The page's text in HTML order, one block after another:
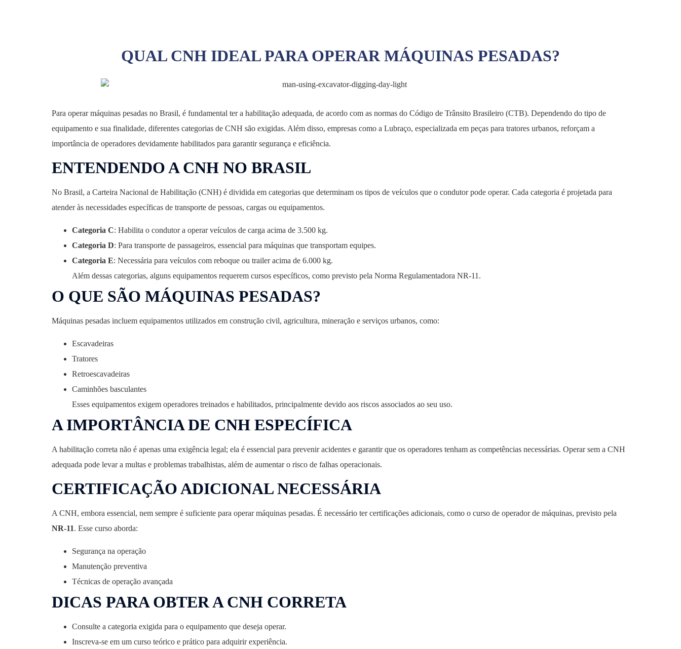
QUAL CNH IDEAL PARA OPERAR MÁQUINAS PESADAS?
Para operar máquinas pesadas no Brasil, é fundamental ter a habilitação adequada, de acordo com as normas do Código de Trânsito Brasileiro (CTB). Dependendo do tipo de
equipamento e sua finalidade, diferentes categorias de CNH são exigidas. Além disso, empresas como a Lubraço, especializada em peças para tratores urbanos, reforçam a
importância de operadores devidamente habilitados para garantir segurança e eficiência.
ENTENDENDO A CNH NO BRASIL
No Brasil, a Carteira Nacional de Habilitação (CNH) é dividida em categorias que determinam os tipos de veículos que o condutor pode operar. Cada categoria é projetada para
atender às necessidades específicas de transporte de pessoas, cargas ou equipamentos.
Categoria C: Habilita o condutor a operar veículos de carga acima de 3.500 kg.
Categoria D: Para transporte de passageiros, essencial para máquinas que transportam equipes.
Categoria E: Necessária para veículos com reboque ou trailer acima de 6.000 kg.
Além dessas categorias, alguns equipamentos requerem cursos específicos, como previsto pela Norma Regulamentadora NR-11.
O QUE SÃO MÁQUINAS PESADAS?
Máquinas pesadas incluem equipamentos utilizados em construção civil, agricultura, mineração e serviços urbanos, como:
Escavadeiras
Tratores
Retroescavadeiras
Caminhões basculantes
Esses equipamentos exigem operadores treinados e habilitados, principalmente devido aos riscos associados ao seu uso.
A IMPORTÂNCIA DE CNH ESPECÍFICA
A habilitação correta não é apenas uma exigência legal; ela é essencial para prevenir acidentes e garantir que os operadores tenham as competências necessárias. Operar sem a CNH
adequada pode levar a multas e problemas trabalhistas, além de aumentar o risco de falhas operacionais.
CERTIFICAÇÃO ADICIONAL NECESSÁRIA
A CNH, embora essencial, nem sempre é suficiente para operar máquinas pesadas. É necessário ter certificações adicionais, como o curso de operador de máquinas, previsto pela
NR-11. Esse curso aborda:
Segurança na operação
Manutenção preventiva
Técnicas de operação avançada
DICAS PARA OBTER A CNH CORRETA
Consulte a categoria exigida para o equipamento que deseja operar.
Inscreva-se em um curso teórico e prático para adquirir experiência.